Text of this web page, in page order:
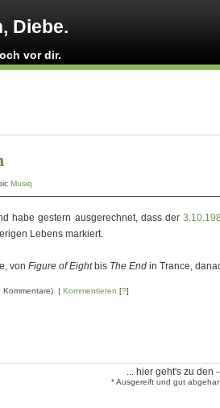
Diebe.
vor dir.
Musiq
habe gestern ausgerechnet, dass der
Lebens markiert.
von Figure of Eightbis The End in Trance,
Kommentare) | Kommentieren [?]
... hier geht's zu den
* Ausgereift und gut